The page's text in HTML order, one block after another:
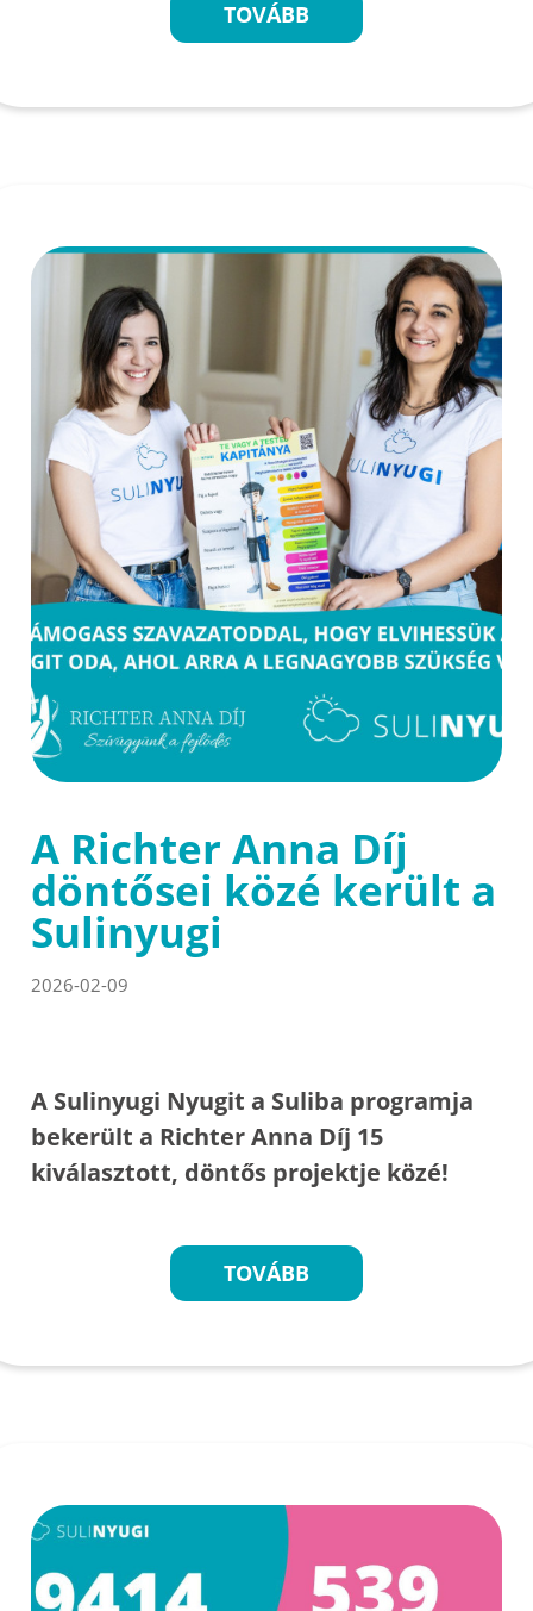
TOVÁBB
A Richter Anna Díj
döntősei közé került a
Sulinyugi
2026-02-09
A Sulinyugi Nyugit a Suliba programja
bekerült a Richter Anna Díj 15
kiválasztott, döntős projektje közé!
TOVÁBB